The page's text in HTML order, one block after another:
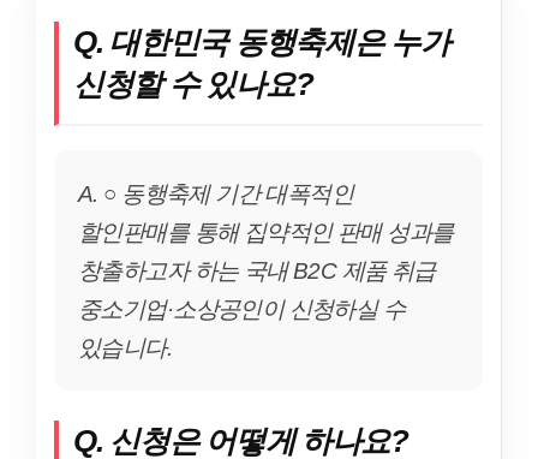
Q. 대한민국 동행축제은 누가
신청할 수 있나요?
A. ○ 동행축제 기간 대폭적인
할인판매를 통해 집약적인 판매 성과를
창출하고자 하는 국내 B2C 제품 취급
중소기업·소상공인이 신청하실 수
있습니다.
Q. 신청은 어떻게 하나요?